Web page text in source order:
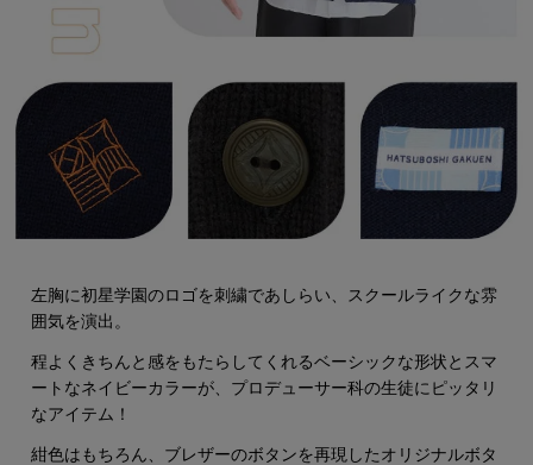
左胸に初星学園のロゴを刺繍であしらい、スクールライクな雰
囲気を演出。
程よくきちんと感をもたらしてくれるベーシックな形状とスマ
ートなネイビーカラーが、プロデューサー科の生徒にピッタリ
なアイテム！
紺色はもちろん、ブレザーのボタンを再現したオリジナルボタ